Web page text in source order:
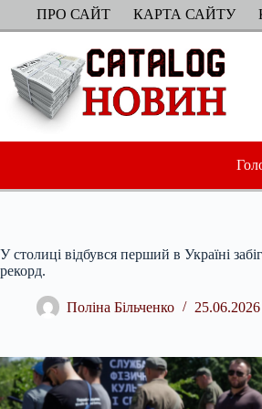
ПерейтиПРО САЙТ КАРТА САЙТУ
У столиці відбувся перший в Україні
рекорд.
Поліна Більченко 25.06.2026